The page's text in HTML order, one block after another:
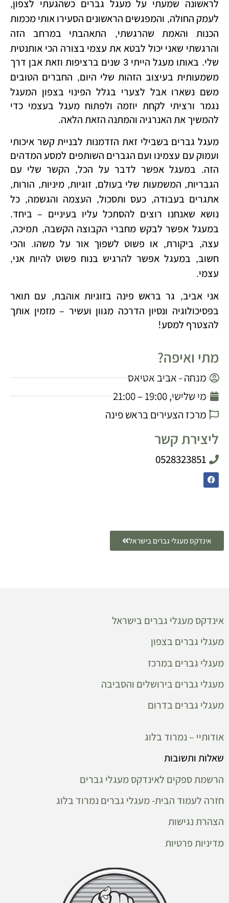
לראשונה שמעתי על מעגל גברים כשהגעתי לצפון,
לעמק החולה, והמפגשים הראשונים הסעירו אותי מכמות
הכנות והאמת שהרגשתי, התאהבתי במרחב הזה
והרגשתי שאני יכול לבטא את עצמי בצורה הכי אותנטית
שלי. באותו מעגל הייתי 3 שנים ברציפות וזאת אבן דרך
משמעותית בעיצוב הזהות שלי היום, החברים הטובים
משם נשארו אבל לצערי בגלל הפינוי בצפון המעגל
נגמר ורציתי לקחת יוזמה ולפתוח מעגל בעצמי כדי
להמשיך את האנרגיה והמתנה הזאת הלאה.
מעגל גברים בשבילי זאת הזדמנות לבניית קשר איכותי
ועמוק עם עצמינו ועם הגברים השותפים למסע המדהים
הזה. במעגל אפשר לדבר על הכל, הקשר שלי עם
הגבריות, המשמעות שלי בעולם, זוגיות,מיניות, הורות,
אתגרים בעבודה, כעס ותסכול, העצמה והגשמה, כל
נושא שאנחנו רוצים להסתכל עליו בעיניים – ביחד.
במעגל אפשר לבקש מחברי הקבוצה הקשבה, תמיכה,
עצה, ביקורת, או פשוט לשפוך אור על משהו. והכי
חשוב, במעגל אפשר להרגיש בנוח פשוט להיות אני,
עצמי.
אני אביב, גר בראש פינה בזוגיות אוהבת, עם תואר
בפסיכולוגיה ונסיון הדרכה מגוון ועשיר – מזמין אותך
להצטרף למסע!
מתי ואיפה?
מנחה - אביב אטיאס
מי שלישי, 19:00 – 21:00
מרכז הצעירים בראש פינה
ליצירת קשר
0528323851
אינדקס מעגלי גברים בישראל
אינדקס מעגלי גברים בישראל
מעגלי גברים בצפון
מעגלי גברים במרכז
מעגלי גברים בירושלים והסביבה
מעגלי גברים בדרום
אודותיי – נמרוד בלוג
שאלות ותשובות
הרשמת ספקים לאינדקס מעגלי גברים
חזרה לעמוד הבית- מעגלי גברים נמרוד בלוג
הצהרת נגישות
מדיניות פרטיות